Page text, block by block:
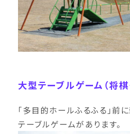
大型テーブルゲーム（将棋
「多目的ホールふるふる」前
テーブルゲームがあります。